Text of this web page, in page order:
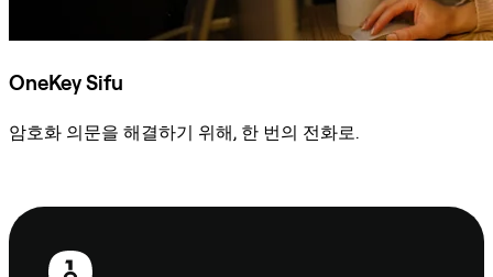
OneKey Sifu
암호화 의문을 해결하기 위해, 한 번의 전화로.
보